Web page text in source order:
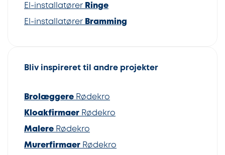
El-installatører Ringe
El-installatører Bramming
Bliv inspireret til andre projekter
Brolæggere Rødekro
Kloakfirmaer Rødekro
Malere Rødekro
Murerfirmaer Rødekro